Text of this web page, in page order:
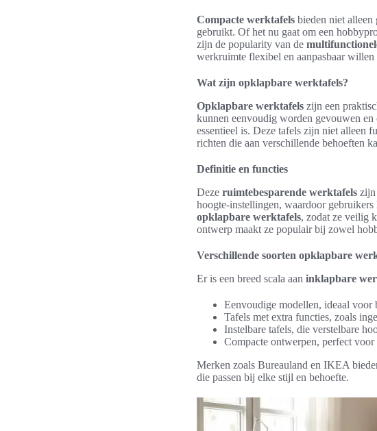
Compacte werktafels bieden niet
gebruikt. Of het nu gaat om een
zijn de popularity van de
werkruimte flexibel en aanpasbaar willen
Wat zijn opklapbare werktafels?
Opklapbare werktafels zijn een
kunnen eenvoudig worden gevouwen
essentieel is. Deze tafels zijn niet alleen
richten die aan verschillende behoeften
Definitie en functies
Deze ruimtebesparende werktafels zijn
hoogte-instellingen, waardoor
opklapbare werktafels, zodat ze veilig
ontwerp maakt ze populair bij zowel
Verschillende soorten opklapbare
Er is een breed scala aan inklapbare
Eenvoudige modellen, ideaal voor
Tafels met extra functies, zoals
Instelbare tafels, die verstelbare
Compacte ontwerpen, perfect
Merken zoals Bureauland en IKEA
die passen bij elke stijl en behoefte.